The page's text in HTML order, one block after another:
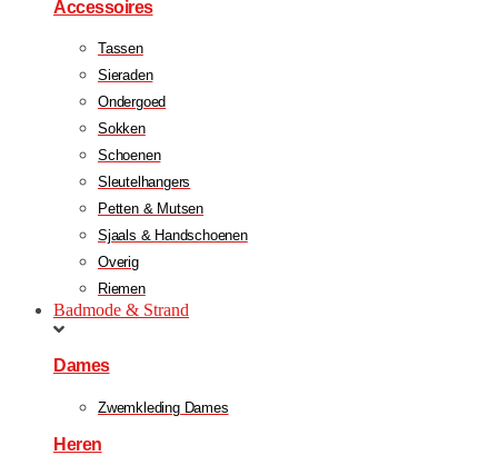
Accessoires
Tassen
Sieraden
Ondergoed
Sokken
Schoenen
Sleutelhangers
Petten & Mutsen
Sjaals & Handschoenen
Overig
Riemen
Badmode & Strand
Dames
Zwemkleding Dames
Heren